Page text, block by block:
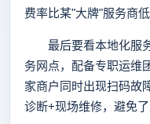
费率比某"大牌"服务商
最后要看本地化服务
务网点，配备专职运维
家商户同时出现扫码故
诊断+现场维修，避免了